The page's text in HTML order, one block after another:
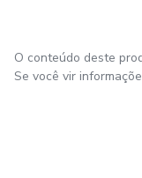
O conteúdo deste
Se você vir